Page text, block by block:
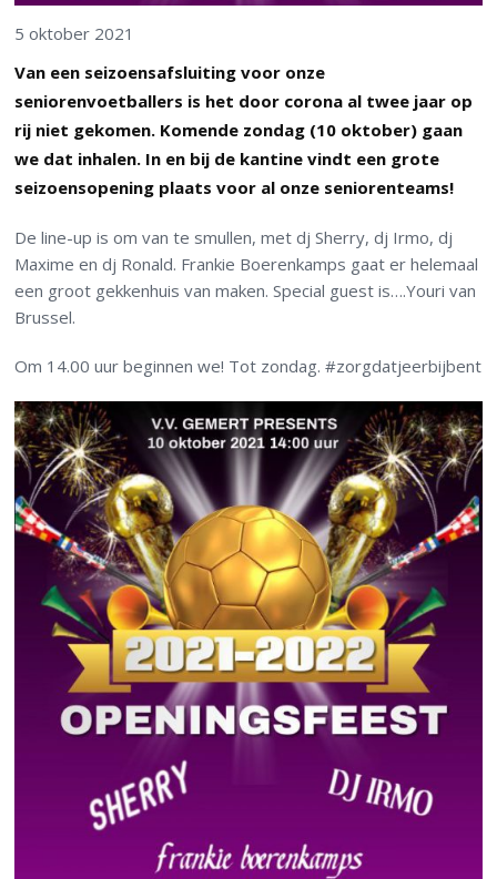
5 oktober 2021
Van een seizoensafsluiting voor onze
seniorenvoetballers is het door corona al twee jaar op
rij niet gekomen. Komende zondag (10 oktober) gaan
we dat inhalen. In en bij de kantine vindt een grote
seizoensopening plaats voor al onze seniorenteams!
De line-up is om van te smullen, met dj Sherry, dj Irmo, dj
Maxime en dj Ronald. Frankie Boerenkamps gaat er helemaal
een groot gekkenhuis van maken. Special guest is….Youri van
Brussel.
Om 14.00 uur beginnen we! Tot zondag. #zorgdatjeerbijbent